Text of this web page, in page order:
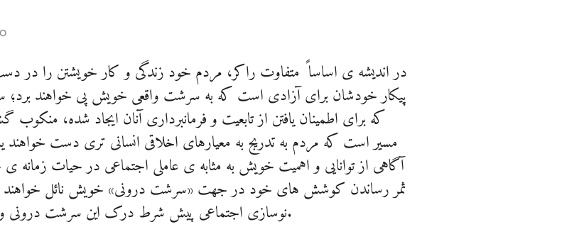
در اندیشه ی اساسا ً متفاوت راکر، مردم خود زندگی و کار خویشتن را در
پیکار خودشان برای آزادی است که به سرشت واقعی خویش پی خواهند برد؛
که برای اطمینان یافتن از تابعیت و فرمانبرداری آنان ایجاد شده، منکوب
مسیر است که مردم به تدریج به معیارهای اخلاقی انسانی تری دست
آگاهی از توانایی و اهمیت خویش به مثابه ی عاملی اجتماعی در حیات
ثمر رساندن کوشش های خود در جهت «سرشت درونی» خویش نائل خواهند
نوسازی اجتماعی پیش شرط درک این سرشت درونی و نیز بنیانی ضروری برای رشد آن است.